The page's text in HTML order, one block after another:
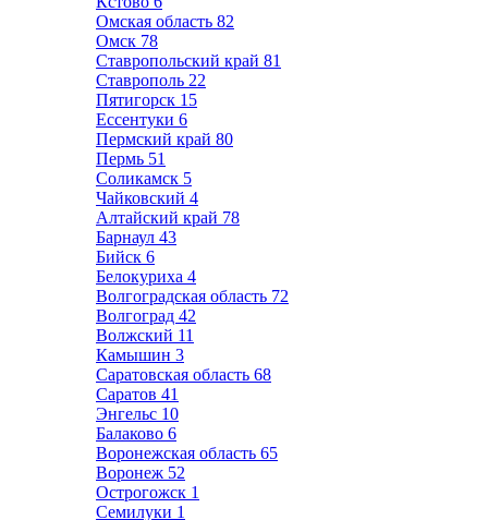
Омская область 82
Омск 78
Ставропольский край 81
Ставрополь 22
Пятигорск 15
Ессентуки 6
Пермский край 80
Пермь 51
Соликамск 5
Чайковский 4
Алтайский край 78
Барнаул 43
Бийск 6
Белокуриха 4
Волгоградская область 72
Волгоград 42
Волжский 11
Камышин 3
Саратовская область 68
Саратов 41
Энгельс 10
Балаково 6
Воронежская область 65
Воронеж 52
Острогожск 1
Семилуки 1